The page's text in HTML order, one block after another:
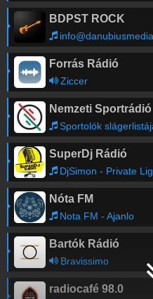
BDPST ROCK
Forrás Rádió
Ziccer
Nemzeti Sportrádió
Sportolók
SuperDj Rádió
DjSimon - Private
Nóta FM
Nota FM - Ajanlo
Bartók Rádió
Bravissimo
radiocafé 98.0